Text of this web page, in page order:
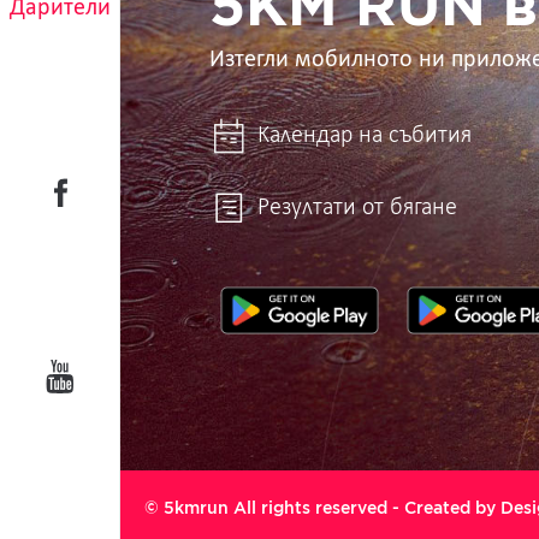
Дарители
Изтегли мобилното ни
Календар на събития
Резултати от бягане
© 5kmrun All rights reserved - Created by